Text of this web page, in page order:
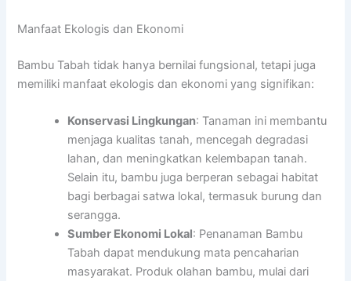
Manfaat Ekologis dan Ekonomi
Bambu Tabah tidak hanya bernilai fungsional, tetapi juga
memiliki manfaat ekologis dan ekonomi yang signifikan:
Konservasi Lingkungan: Tanaman ini membantu
menjaga kualitas tanah, mencegah degradasi
lahan, dan meningkatkan kelembapan tanah.
Selain itu, bambu juga berperan sebagai habitat
bagi berbagai satwa lokal, termasuk burung dan
serangga.
Sumber Ekonomi Lokal: Penanaman Bambu
Tabah dapat mendukung mata pencaharian
masyarakat. Produk olahan bambu, mulai dari